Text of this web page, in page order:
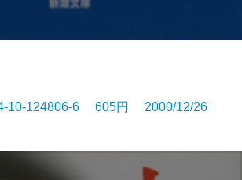
10-124806-6 605円 2000/12/26